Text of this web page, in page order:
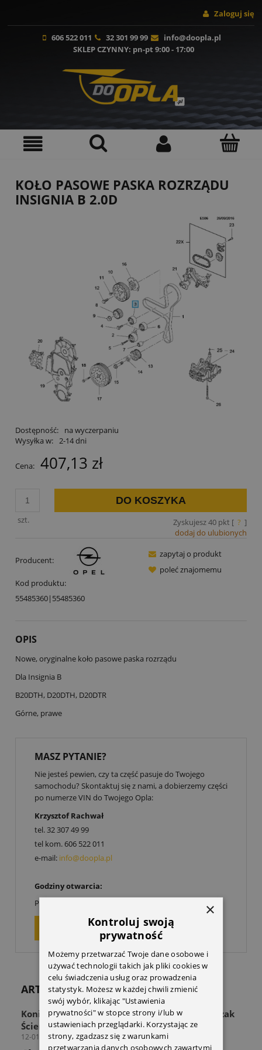
Zaloguj się
606 522 011 32 301 99 99
info@doopla.pl
SKLEP CZYNNY: pn-pt 9:00 - 17:00
KOŁO PASOWE PASKA ROZRZĄDU
INSIGNIA B 2.0D
Dostępność:
na wyczerpaniu
Wysyłka w: 2-14 dni
Cena: 407,13 zł
szt.
DO KOSZYKA
Zyskujesz40pkt [ ? ]
dodaj do ulubionych
Producent:
Kod produktu:
55485360|55485360
zapytaj o produkt
poleć znajomemu
OPIS
Nowe, oryginalne koło pasowe paska rozrządu
Dla Insignia B
B20DTH, D20DTH, D20DTR
Górne, prawe
MASZ PYTANIE?
Nie jesteś pewien, czy ta część pasuje do Twojego
samochodu? Skontaktuj się z nami, a dobierzemy części
po numerze VIN do Twojego Opla:
Krzysztof Rachwał
tel.32 307 49 99
tel kom.606 522 011
e-mail: info@doopla.pl
Godziny otwarcia:
Poniedziałek-Piątek: 9 00 00
ZAPYTAJ O PRODUKT
ARTYKUŁY
Koniec z zagraconą przestrzenią! Odkryj Wieszak
Ścienny THULE Wall Hanger
12-01-2026
×
Kontroluj swoją
prywatność
Możemy przetwarzać Twoje dane osobowe i
używać technologii takich jak pliki cookies w
celu świadczenia usług oraz prowadzenia
statystyk. Możesz w każdej chwili zmienić
swój wybór, klikając "Ustawienia
prywatności" w stopce strony i/lub w
ustawieniach przeglądarki. Korzystając ze
strony, zgadzasz się z warunkami
przetwarzania danych osobowych zawartymi